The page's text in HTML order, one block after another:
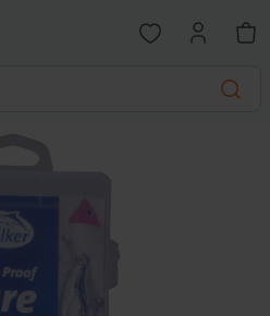
Search
Open favorites